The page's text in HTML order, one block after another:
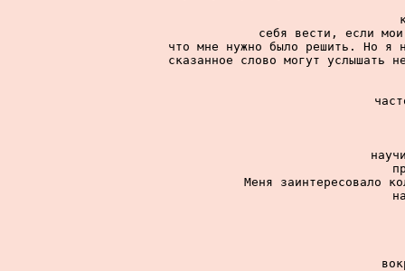
себя вести, если мои
что мне нужно было решить. Но я
сказанное слово могут услышать
Меня заинтересовало